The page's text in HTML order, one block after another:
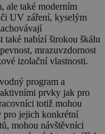
ale také moderním
UV záření, kyselým
také nabízí širokou škálu
mrazuvzdornost
izolační vlastnosti.
program a
prvky jak pro
totiž mohou
pro jejich konkrétní
mohou návštěvníci